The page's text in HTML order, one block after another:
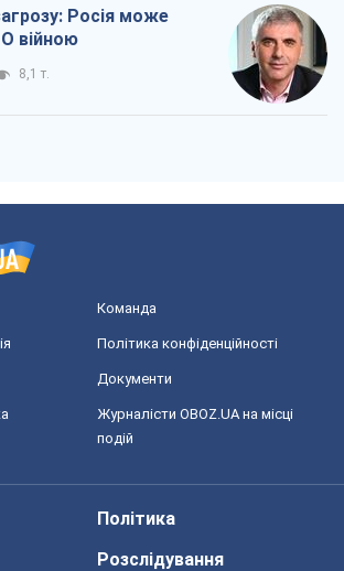
Росія може
війною
8,1 т.
Команда
Політика конфіденційності
Документи
Журналісти OBOZ.UA на місці
подій
Політика
Розслідування